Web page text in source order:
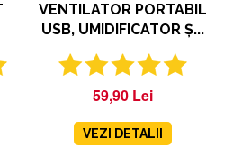
VENTILATOR PORTABIL
USB, UMIDIFICATOR Ș...
59,90 Lei
VEZI DETALII